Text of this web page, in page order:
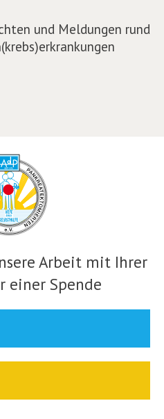
und Meldungen rund
Arbeit mit Ihrer
einer Spende